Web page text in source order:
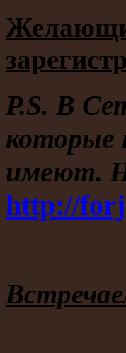
P.S. В
которые
имеют.
http://